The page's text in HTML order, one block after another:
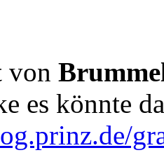
es könnte